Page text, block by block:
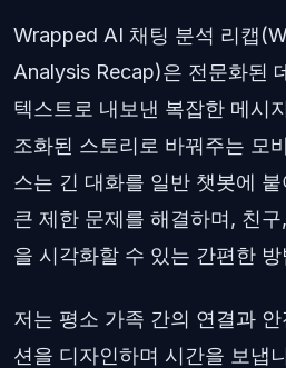
Wrapped AI 채팅 분석 리캡
Analysis Recap)은 전문화된
텍스트로 내보낸 복잡한 메시
조화된 스토리로 바꿔주는 모
스는 긴 대화를 일반 챗봇에
큰 제한 문제를 해결하며, 친
을 시각화할 수 있는 간편한
저는 평소 가족 간의 연결과
션을 디자인하며 시간을 보냅